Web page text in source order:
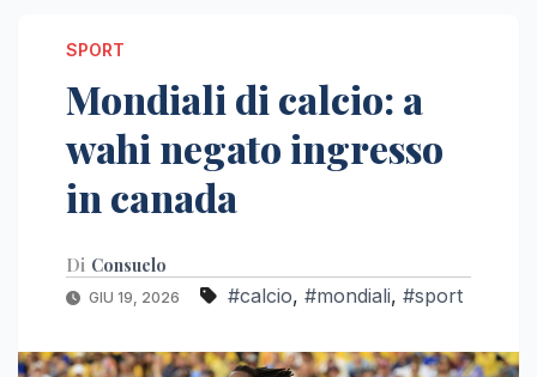
SPORT
Mondiali di calcio: a
wahi negato ingresso
in canada
Di Consuelo
GIU 19, 2026 #calcio, #mondiali, #sport